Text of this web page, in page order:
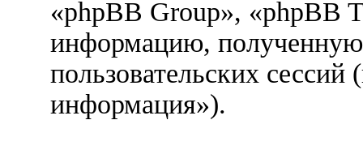
«phpBB Group», «phpBB
информацию,
пользовательских
информация»).